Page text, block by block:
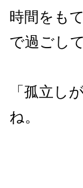
時間をも
で過ごし
「孤立し
ね。